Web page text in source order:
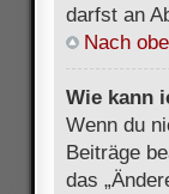
darfst an
Nach
Wie kann
Wenn du
Beiträge
das